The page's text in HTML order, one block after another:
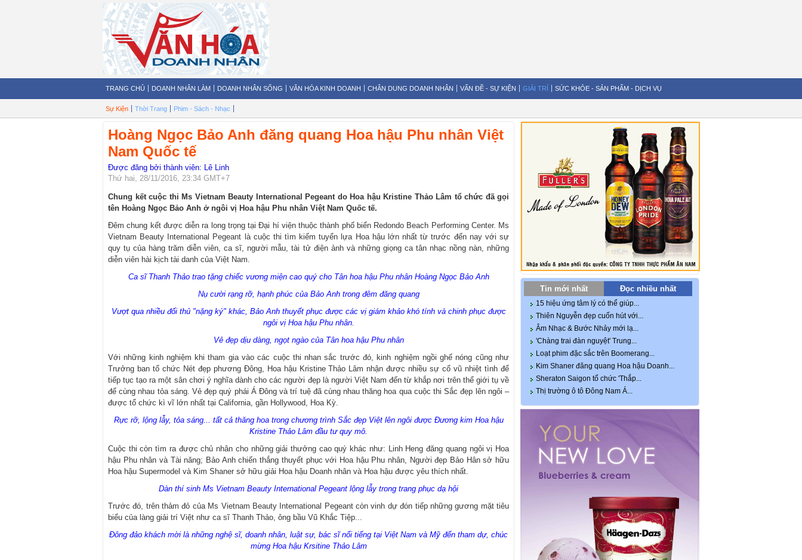
TRANG CHỦ DOANH NHÂN LÀM DOANH NHÂN SỐNG VĂN HÓA KINH DOANH CHÂN DUNG DOANH NHÂN VẤN ĐỀ - SỰ KIỆN GIẢI TRÍ
Sự Kiện Thời Trang Phim - Sách - Nhạc
SỨC KHỎE - SẢN PHẨM - DỊCH VỤ
Hoàng Ngọc Bảo Anh đăng quang Hoa hậu Phu nhân Việt
Nam Quốc tế
Được đăng bởi thành viên: Lê Linh
Thứ hai, 28/11/2016, 23:34 GMT+7
Chung kết cuộc thi Ms Vietnam Beauty International Pegeant do Hoa hậu Kristine Thảo Lâm tổ chức đã gọi
tên Hoàng Ngọc Bảo Anh ở ngôi vị Hoa hậu Phu nhân Việt Nam Quốc tế.
Đêm chung kết được diễn ra long trọng tại Đại hí viện thuộc thành phố biển Redondo Beach Performing Center. Ms
Vietnam Beauty International Pegeant là cuộc thi tìm kiếm tuyển lựa Hoa hậu lớn nhất từ trước đến nay với sự
quy tụ của hàng trăm diễn viên, ca sĩ, người mẫu, tài tử điện ảnh và những giọng ca tân nhạc nồng nàn, những
diễn viên hài kịch tài danh của Việt Nam.
Ca sĩ Thanh Thảo trao tặng chiếc vương miện cao quý cho Tân hoa hậu Phu nhân Hoàng Ngọc Bảo Anh
Nụ cười rạng rỡ, hạnh phúc của Bảo Anh trong đêm đăng quang
Vượt qua nhiều đối thủ "nặng ký" khác, Bảo Anh thuyết phục được các vị giám khảo khó tính và chinh phục được
ngôi vị Hoa hậu Phu nhân.
Vẻ đẹp dịu dàng, ngọt ngào của Tân hoa hậu Phu nhân
Với những kinh nghiệm khi tham gia vào các cuộc thi nhan sắc trước đó, kinh nghiệm ngồi ghế nóng cũng như
Trưởng ban tổ chức Nét đẹp phương Đông, Hoa hậu Kristine Thảo Lâm nhận được nhiều sự cổ vũ nhiệt tình để
tiếp tục tạo ra một sân chơi ý nghĩa dành cho các người đẹp là người Việt Nam đến từ khắp nơi trên thể giới tụ về
để cùng nhau tỏa sáng. Vẻ đẹp quý phái Á Đông và trí tuệ đã cùng nhau thăng hoa qua cuộc thi Sắc đẹp lên ngôi –
được tổ chức kì vĩ lớn nhất tại California, gần Hollywood, Hoa Kỳ.
Rực rỡ, lộng lẫy, tỏa sáng... tất cả thăng hoa trong chương trình Sắc đẹp Việt lên ngôi được Đương kim Hoa hậu
Kristine Thảo Lâm đầu tư quy mô.
Cuộc thi còn tìm ra được chủ nhân cho những giải thưởng cao quý khác như: Linh Heng đăng quang ngôi vị Hoa
hậu Phu nhân và Tài năng; Bảo Anh chiến thắng thuyết phục với Hoa hậu Phu nhân, Người đẹp Bảo Hân sở hữu
Hoa hậu Supermodel và Kim Shaner sở hữu giải Hoa hậu Doanh nhân và Hoa hậu được yêu thích nhất.
Dàn thí sinh Ms Vietnam Beauty International Pegeant lộng lẫy trong trang phục dạ hội
Trước đó, trên thảm đỏ của Ms Vietnam Beauty International Pegeant còn vinh dự đón tiếp những gương mặt tiêu
biểu của làng giải trí Việt như ca sĩ Thanh Thảo, ông bầu Vũ Khắc Tiệp...
Đông đảo khách mời là những nghệ sĩ, doanh nhân, luật sự, bác sĩ nổi tiếng tại Việt Nam và Mỹ đến tham dự, chúc
mừng Hoa hậu Krsitine Thảo Lâm
Tin mới nhất Đọc nhiều nhất
15 hiệu ứng tâm lý có thể giúp...
Thiên Nguyễn đẹp cuốn hút với...
Âm Nhạc & Bước Nhảy mới lạ...
'Chàng trai đàn nguyệt' Trung...
Loạt phim đặc sắc trên Boomerang...
Kim Shaner đăng quang Hoa hậu Doanh...
Sheraton Saigon tổ chức 'Thắp...
Thị trường ô tô Đông Nam Á...